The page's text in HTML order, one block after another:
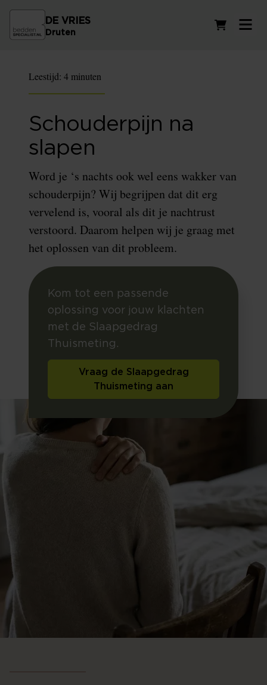
DE VRIES
Druten
Leestijd: 4 minuten
Schouderpijn na
slapen
Word je ‘s nachts ook wel eens wakker van
schouderpijn? Wij begrijpen dat dit erg
vervelend is, vooral als dit je nachtrust
verstoord. Daarom helpen wij je graag met
het oplossen van dit probleem.
Kom tot een passende
oplossing voor jouw klachten
met de Slaapgedrag
Thuismeting.
Vraag de Slaapgedrag
Thuismeting aan